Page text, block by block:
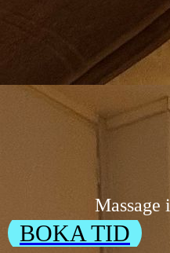
Massage
BOKA TID